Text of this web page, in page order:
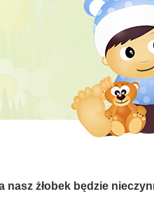
nasz żłobek będzie